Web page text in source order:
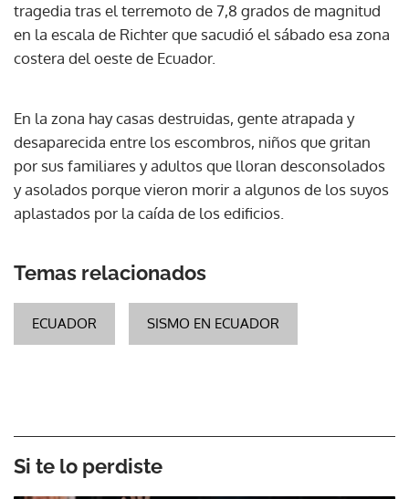
tragedia tras el terremoto de 7,8 grados de magnitud
en la escala de Richter que sacudió el sábado esa zona
costera del oeste de Ecuador.
En la zona hay casas destruidas, gente atrapada y
desaparecida entre los escombros, niños que gritan
por sus familiares y adultos que lloran desconsolados
y asolados porque vieron morir a algunos de los suyos
aplastados por la caída de los edificios.
Temas relacionados
ECUADOR SISMO EN ECUADOR
Si te lo perdiste